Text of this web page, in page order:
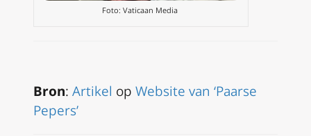
Foto: Vaticaan Media
Bron: Artikel op Website van ‘Paarse
Pepers’